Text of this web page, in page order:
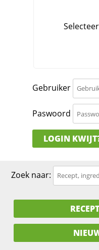
Gebruiker
Paswoord
LOGIN
Zoek naar: